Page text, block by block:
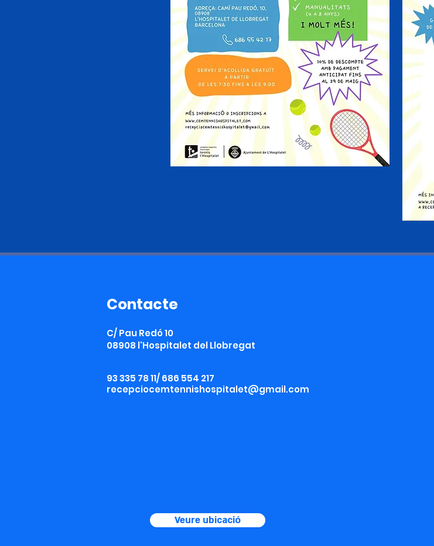
Contacte
C/ Pau Redó 10
08908 l'Hospitalet del Llobregat
93 335 78 11/ 686 554 217
recepciocemtennishospitalet@gmail.com
Veure ubicació